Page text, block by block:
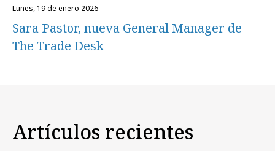
lunes, 19 de enero 2026
Sara Pastor, nueva General Manager de
The Trade Desk
Artículos recientes